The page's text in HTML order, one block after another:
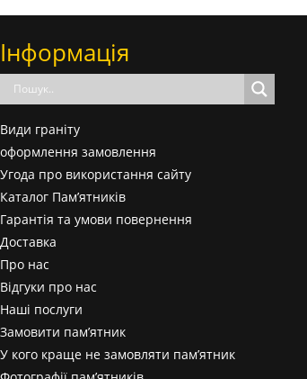
Інформація
Види граніту
оформлення замовлення
Угода про використання сайту
Каталог Пам’ятників
Гарантія та умови повернення
Доставка
Про нас
Відгуки про нас
Наші послуги
Замовити пам’ятник
У кого краще не замовляти пам’ятник